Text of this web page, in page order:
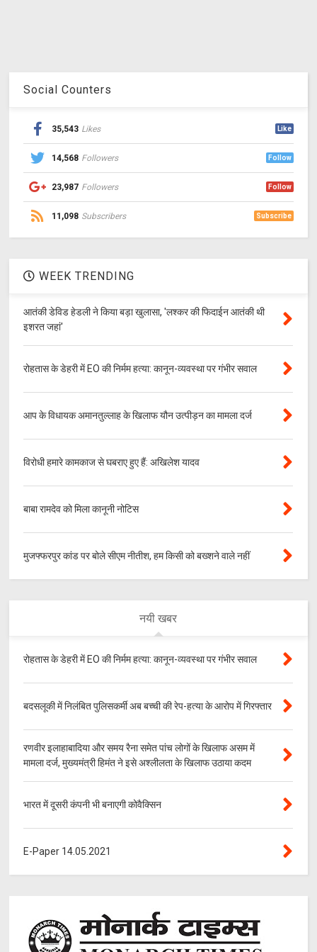
Social Counters
35,543 Likes Like
14,568 Followers Follow
23,987 Followers Follow
11,098 Subscribers Subscribe
WEEK TRENDING
आतंकी डेविड हेडली ने किया बड़ा खुलासा, 'लश्‍कर की फिदाईन आतंकी थी
इशरत जहां'
रोहतास के डेहरी में EO की निर्मम हत्या: कानून-व्यवस्था पर गंभीर सवाल
आप के विधायक अमानतुल्लाह के खिलाफ यौन उत्पीड़न का मामला दर्ज
विरोधी हमारे कामकाज से घबराए हुए हैं: अखिलेश यादव
बाबा रामदेव को मिला कानूनी नोटिस
मुजफ्फरपुर कांड पर बोले सीएम नीतीश, हम किसी को बख्शने वाले नहीं
नयी खबर
रोहतास के डेहरी में EO की निर्मम हत्या: कानून-व्यवस्था पर गंभीर सवाल
बदसलूकी में निलंबित पुलिसकर्मी अब बच्ची की रेप-हत्या के आरोप में गिरफ्तार
रणवीर इलाहाबादिया और समय रैना समेत पांच लोगों के खिलाफ असम में
मामला दर्ज, मुख्यमंत्री हिमंत ने इसे अश्लीलता के खिलाफ उठाया कदम
भारत में दूसरी कंपनी भी बनाएगी कोवैक्सिन
E-Paper 14.05.2021